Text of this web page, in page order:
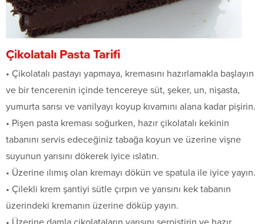
Çikolatalı Pasta Tarifi
• Çikolatalı pastayı yapmaya, kremasını hazırlamakla başlayın
ve bir tencerenin içinde tencereye süt, şeker, un, nişasta,
yumurta sarısı ve vanilyayı koyup kıvamını alana kadar pişirin.
• Pişen pasta kreması soğurken, hazır çikolatalı kekinin
tabanını servis edeceğiniz tabağa koyun ve üzerine vişne
suyunun yarısını dökerek iyice ıslatın.
• Üzerine ılımış olan kremayı dökün ve spatula ile iyice yayın.
• Çilekli krem şantiyi sütle çırpın ve yarısını kek tabanın
üzerindeki kremanın üzerine döküp yayın.